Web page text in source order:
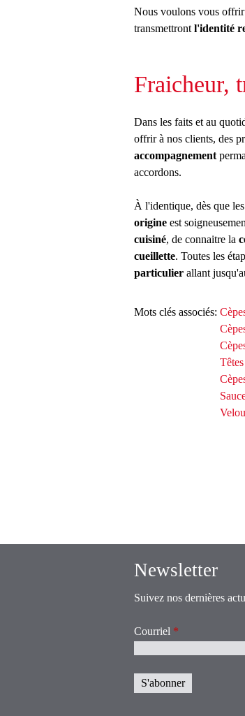
Nous voulons vous offrir
transmettront l'identité
Fraicheur,
Dans les faits et au
offrir à nos clients, des
accompagnement
accordons.
À l'identique, dès que les
origine est
cuisiné, de connaitre la
cueillette. Toutes les
particulier allant
Mots clés associés:
Newsletter
Suivez nos dernières
Courriel *